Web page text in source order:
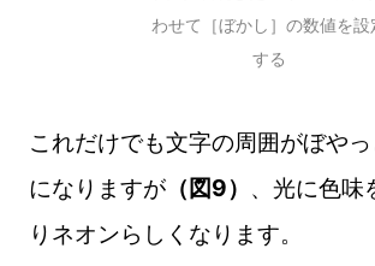
わせて［ぼかし］の数値を設
する
これだけでも文字の周囲がぼや
になりますが（図9） 、光に色味
りネオンらしくなります。